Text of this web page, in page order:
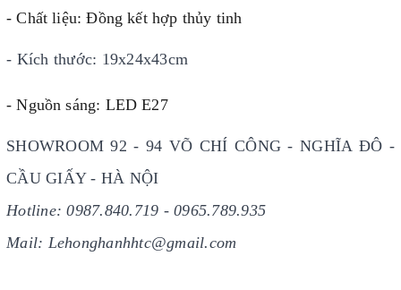
- Chất liệu: Đồng kết hợp thủy tinh
- Kích thước: 19x24x43cm
- Nguồn sáng: LED E27
SHOWROOM 92 - 94 VÕ CHÍ CÔNG - NGHĨA ĐÔ -
CẦU GIẤY - HÀ NỘI
Hotline: 0987.840.719 - 0965.789.935
Mail: Lehonghanhhtc@gmail.com